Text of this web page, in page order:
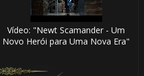
Vídeo: "Newt Scamander - Um
Novo Herói para Uma Nova Era"